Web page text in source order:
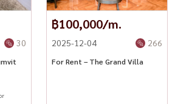
21 Rama 3
College International School
30
฿100,000/m.
2025-12-04 266
For Rent – The Grand Villa